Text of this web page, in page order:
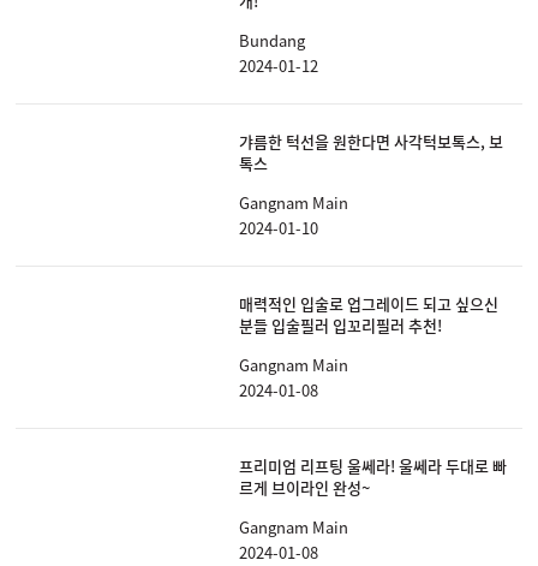
Bundang
2024-01-12
갸름한 턱선을 원한다면 사각턱보톡스, 보
톡스
Gangnam Main
2024-01-10
매력적인 입술로 업그레이드 되고 싶으신
분들 입술필러 입꼬리필러 추천!
Gangnam Main
2024-01-08
프리미엄 리프팅 울쎄라! 울쎄라 두대로 빠
르게 브이라인 완성~
Gangnam Main
2024-01-08